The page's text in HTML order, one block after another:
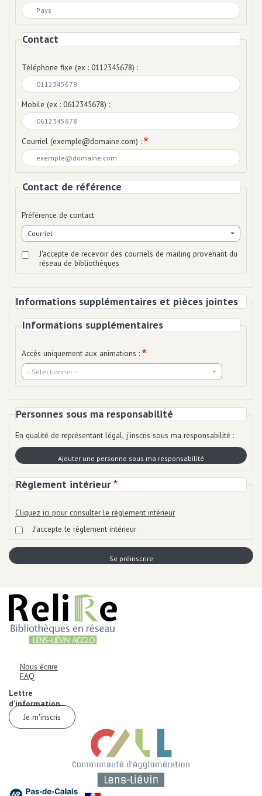
Contact
Téléphone fixe (ex : 0112345678) :
Mobile (ex : 0612345678) :
Courriel (exemple@domaine.com) :
Contact de référence
Préférence de contact
Courriel
J'accepte de recevoir des courriels de mailing provenant du
réseau de bibliothèques
Informations supplémentaires et pièces jointes
Informations supplémentaires
Accès uniquement aux animations :
- Sélectionner -
Personnes sous ma responsabilité
En qualité de représentant légal, j'inscris sous ma responsabilité :
Règlement intérieur
Cliquez ici pour consulter le règlement intérieur
J'accepte le règlement intérieur
AUTRES INFORMATIONS ET MENTIONS LÉGALES
Corps
Informations de contact
Nous écrire
FAQ
Corps
Lettre
d'information
Je m'inscris